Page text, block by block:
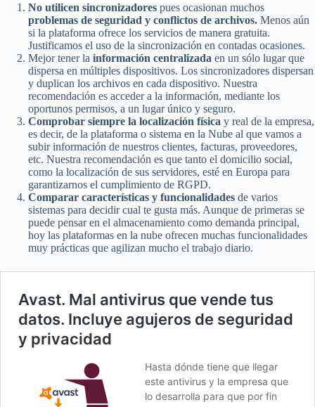
No utilicen sincronizadores pues ocasionan muchos
problemas de seguridad y conflictos de archivos. Menos aún
si la plataforma ofrece los servicios de manera gratuita.
Justificamos el uso de la sincronización en contadas ocasiones.
Mejor tener la información centralizada en un sólo lugar que
dispersa en múltiples dispositivos. Los sincronizadores dispersan
y duplican los archivos en cada dispositivo. Nuestra
recomendación es acceder a la información, mediante los
oportunos permisos, a un lugar único y seguro.
Comprobar siempre la localización física y real de la empresa,
es decir, de la plataforma o sistema en la Nube al que vamos a
subir información de nuestros clientes, facturas, proveedores,
etc. Nuestra recomendación es que tanto el domicilio social,
como la localización de sus servidores, esté en Europa para
garantizarnos el cumplimiento de RGPD.
Comparar características y funcionalidades de varios
sistemas para decidir cual te gusta más. Aunque de primeras se
puede pensar en el almacenamiento como demanda principal,
hoy las plataformas en la nube ofrecen muchas funcionalidades
muy prácticas que agilizan mucho el trabajo diario.